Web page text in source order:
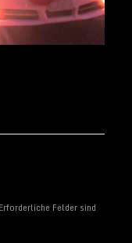
Erforderliche Felder sind